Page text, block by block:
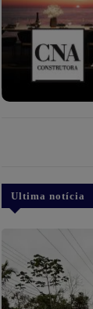
Ultima notícia